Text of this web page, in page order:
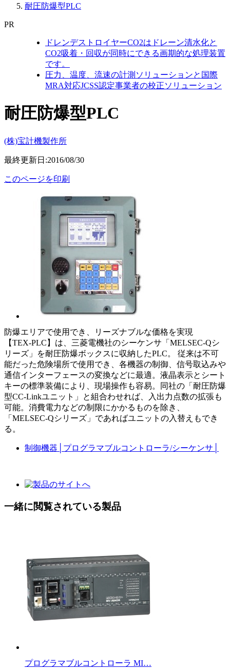
耐圧防爆型PLC
PR
ドレンデストロイヤーCO2はドレーン清水化と
CO2吸着・回収が同時にできる画期的な処理装置
です。
圧力、温度、流速の計測ソリューションと国際
MRA対応JCSS認定事業者の校正ソリューション
耐圧防爆型PLC
(株)宝計機製作所
最終更新日:2016/08/30
このページを印刷
防爆エリアで使用でき、リーズナブルな価格を実現
【TEX-PLC】は、三菱電機社のシーケンサ「MELSEC-Qシ
リーズ」を耐圧防爆ボックスに収納したPLC。 従来は不可
能だった危険場所で使用でき、各機器の制御、信号取込みや
通信インターフェースの変換などに最適。液晶表示とシート
キーの標準装備により、現場操作も容易。同社の「耐圧防爆
型CC-Linkユニット」と組合わせれば、入出力点数の拡張も
可能。消費電力などの制限にかかるものを除き、
「MELSEC-Qシリーズ」であればユニットの入替えもでき
る。
制御機器 プログラマブルコントローラ/シーケンサ
一緒に閲覧されている製品
プログラマブルコントローラ MI…